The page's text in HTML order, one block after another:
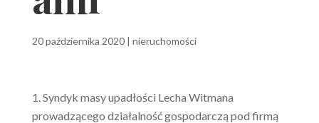
20 października 2020| nieruchomości
Syndyk masy upadłości Lecha Witmana
prowadzącego działalność gospodarczą pod firmą